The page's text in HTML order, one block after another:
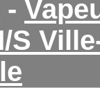
-
S